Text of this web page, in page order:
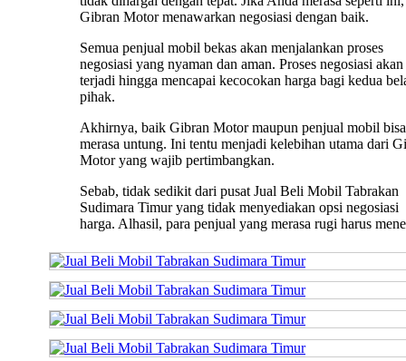
Gibran Motor menawarkan negosiasi dengan baik.
Semua penjual mobil bekas akan menjalankan proses
negosiasi yang nyaman dan aman. Proses negosiasi akan
terjadi hingga mencapai kecocokan harga bagi kedua
pihak.
Akhirnya, baik Gibran Motor maupun penjual mobil bisa
merasa untung. Ini tentu menjadi kelebihan utama dari
Motor yang wajib pertimbangkan.
Sebab, tidak sedikit dari pusat Jual Beli Mobil Tabrakan
Sudimara Timur yang tidak menyediakan opsi negosiasi
harga. Alhasil, para penjual yang merasa rugi harus